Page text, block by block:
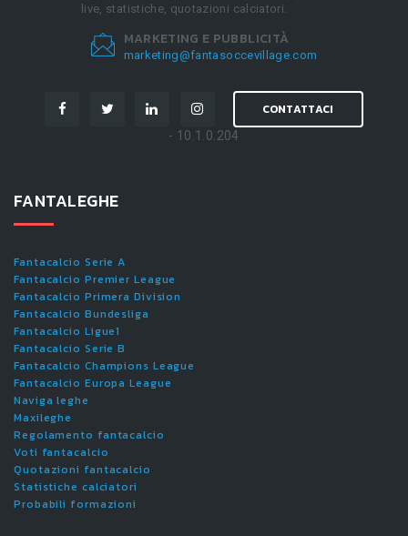
live, statistiche, quotazioni calciatori.
MARKETING E PUBBLICITÀ
marketing@fantasoccevillage.com
CONTATTACI
- 10.1.0.204
FANTALEGHE
Fantacalcio Serie A
Fantacalcio Premier League
Fantacalcio Primera Division
Fantacalcio Bundesliga
Fantacalcio Ligue1
Fantacalcio Serie B
Fantacalcio Champions League
Fantacalcio Europa League
Naviga leghe
Maxileghe
Regolamento fantacalcio
Voti fantacalcio
Quotazioni fantacalcio
Statistiche calciatori
Probabili formazioni